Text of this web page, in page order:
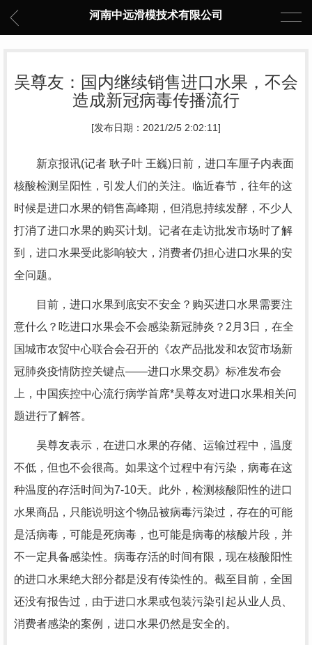
河南中远滑模技术有限公司
吴尊友：国内继续销售进口水果，不会
造成新冠病毒传播流行
[发布日期：2021/2/5 2:02:11]
新京报讯(记者 耿子叶 王巍)日前，进口车厘子内表面
核酸检测呈阳性，引发人们的关注。临近春节，往年的这
时候是进口水果的销售高峰期，但消息持续发酵，不少人
打消了进口水果的购买计划。记者在走访批发市场时了解
到，进口水果受此影响较大，消费者仍担心进口水果的安
全问题。
目前，进口水果到底安不安全？购买进口水果需要注
意什么？吃进口水果会不会感染新冠肺炎？2月3日，在全
国城市农贸中心联合会召开的《农产品批发和农贸市场新
冠肺炎疫情防控关键点——进口水果交易》标准发布会
上，中国疾控中心流行病学首席*吴尊友对进口水果相关问
题进行了解答。
吴尊友表示，在进口水果的存储、运输过程中，温度
不低，但也不会很高。如果这个过程中有污染，病毒在这
种温度的存活时间为7-10天。此外，检测核酸阳性的进口
水果商品，只能说明这个物品被病毒污染过，存在的可能
是活病毒，可能是死病毒，也可能是病毒的核酸片段，并
不一定具备感染性。病毒存活的时间有限，现在核酸阳性
的进口水果绝大部分都是没有传染性的。截至目前，全国
还没有报告过，由于进口水果或包装污染引起从业人员、
消费者感染的案例，进口水果仍然是安全的。